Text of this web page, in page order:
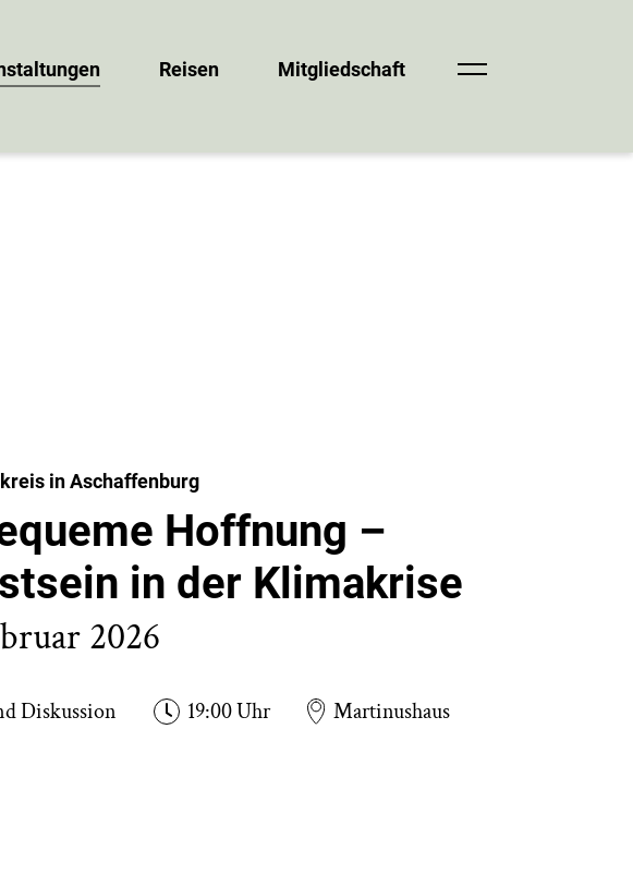
Reisen Mitgliedschaft
in Aschaffenburg
Hoffnung –
in der Klimakrise
2026
Diskussion 19:00 Uhr Martinushaus